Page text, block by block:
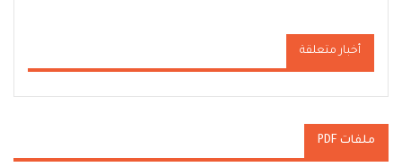
أخبار متعلقة
ملفات PDF